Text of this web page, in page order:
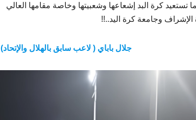
كرة البد إشعاعها وشعبيتها وخاصة مقامها العالي
الإشراف وجامعة كرة اليد..!!
جلال باباي ( لاعب سابق بالهلال والإتحاد)